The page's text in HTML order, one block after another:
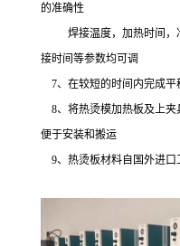
的准确性
焊接温度，加热时间，冷
接时间等参数均可调
7、在较短的时间内完成平
8、将热烫模加热板及上夹
便于安装和搬运
9、热烫板材料自国外进口